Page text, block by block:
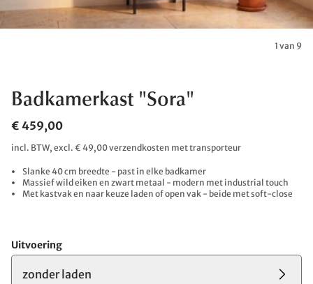
1 van 9
Badkamerkast "Sora"
€ 459,00
incl. BTW, excl. € 49,00 verzendkosten met transporteur
Slanke 40 cm breedte - past in elke badkamer
Massief wild eiken en zwart metaal - modern met industrial touch
Met kastvak en naar keuze laden of open vak - beide met soft-close
Uitvoering
zonder laden